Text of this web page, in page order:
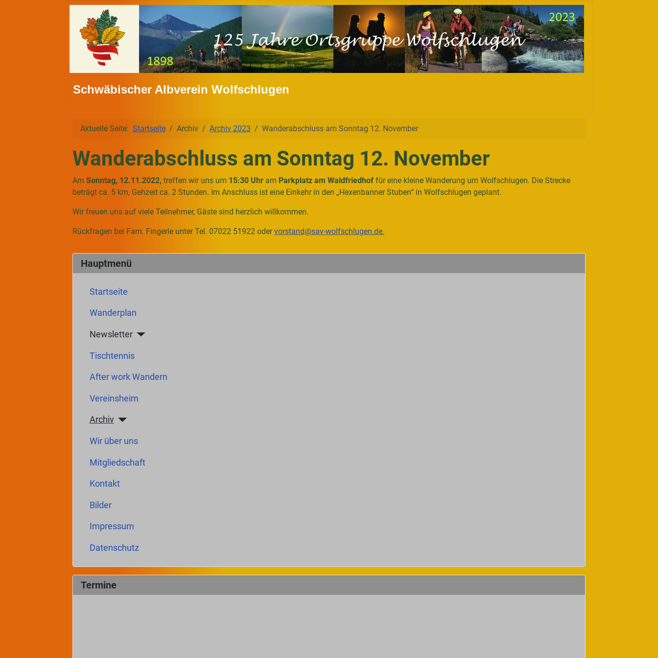
Schwäbischer Albverein Wolfschlugen
Hauptmenü
Startseite
Wanderplan
Newsletter
Tischtennis
After work Wandern
Vereinsheim
Archiv
Wir über uns
Mitgliedschaft
Kontakt
Bilder
Impressum
Datenschutz
Termine
Aktuelle Seite: Startseite Archiv Archiv 2023 Wanderabschluss am Sonntag 12. November
Wanderabschluss am Sonntag 12. November
Am Sonntag, 12.11.2022, treffen wir uns um 15:30 Uhr am Parkplatz am Waldfriedhof für eine kleine Wanderung um Wolfschlugen. Die Strecke
beträgt ca. 5 km, Gehzeit ca. 2 Stunden. Im Anschluss ist eine Einkehr in den „Hexenbanner Stuben“ in Wolfschlugen geplant.
Wir freuen uns auf viele Teilnehmer, Gäste sind herzlich willkommen.
Rückfragen bei Fam. Fingerle unter Tel. 07022 51922 odervorstand@sav-wolfschlugen.de.